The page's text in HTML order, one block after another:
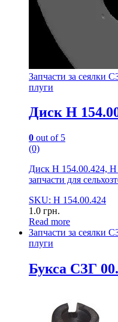
Запчасти за сеялки
плуги
Диск Н
0 out of 5
(0)
Диск Н 154.00.424, Н
запчасти для
SKU: Н 154.00.424
1.0 грн.
Read more
Запчасти за сеялки
плуги
Букса СЗГ